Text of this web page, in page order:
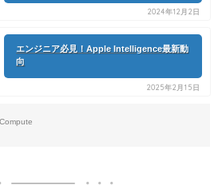
2024年12月2日
エンジニア必見！Apple Intelligence最新動
向
2025年2月15日